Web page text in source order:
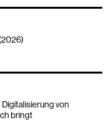
von
bringt